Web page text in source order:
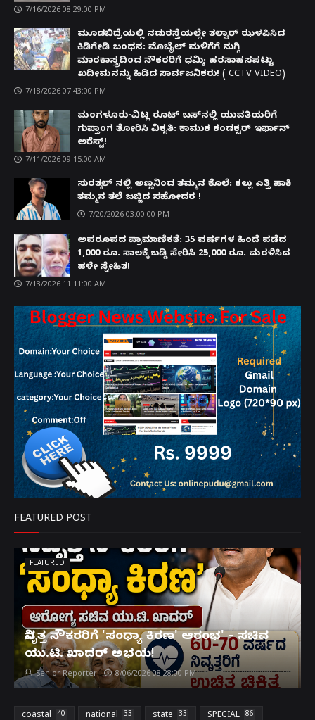
7/16/2026 08:29:00 PM
ಮೂಡಬಿದ್ರೆಯಲ್ಲಿ ನಡುರಸ್ತೆಯಲ್ಲೇ ತಲ್ವಾರ್ ಝಳಪಿಸಿದ
ಕಿಡಿಗೇಡಿ ಬಂಧನ: ಮೊಬೈಲ್ ಮಳಿಗೆಗೆ ನುಗ್ಗಿ
ಮಾರಕಾಸ್ತ್ರದಿಂದ ನೌಕರರಿಗೆ ಧಮ್ಕಿ; ಹರಸಾಹಸಪಟ್ಟು
ಖದೀಮನನ್ನು ಹಿಡಿದ ಸಾರ್ವಜನಿಕರು! ( CCTV VIDEO)
7/18/2026 07:43:00 PM
ಮಂಗಳೂರು-ವಿಟ್ಲ ರೂಟ್ ಬಸ್‌ನಲ್ಲಿ ಯುವತಿಯರಿಗೆ
ಗುಪ್ತಾಂಗ ತೋರಿಸಿ ವಿಕೃತಿ: ಕಾಮುಕ ಕಂಡಕ್ಟರ್ ಇರ್ಫಾನ್
ಅರೆಸ್ಟ್!
7/11/2026 09:15:00 AM
ಸುರತ್ಕಲ್ ನಲ್ಲಿ ಅಣ್ಣನಿಂದ ತಮ್ಮನ ಕೊಲೆ: ಕಲ್ಲು ಎತ್ತಿ ಹಾಕಿ
ತಮ್ಮನ ತಲೆ ಜಜ್ಜಿದ ಸಹೋದರ !
7/20/2026 03:00:00 PM
ಅಪರೂಪದ ಪ್ರಾಮಾಣಿಕತೆ: 35 ವರ್ಷಗಳ ಹಿಂದೆ ಪಡೆದ
1,000 ರೂ. ಸಾಲಕ್ಕೆ ಬಡ್ಡಿ ಸೇರಿಸಿ 25,000 ರೂ. ಮರಳಿಸಿದ
ಹಳೇ ಸ್ನೇಹಿತ!
7/13/2026 11:11:00 AM
FEATURED POST
FEATURED
ನಿವೃತ್ತ ನೌಕರರಿಗೆ 'ಸಂಧ್ಯಾ ಕಿರಣ' ಆರಂಭ' – ಸಚಿವ
ಯು.ಟಿ. ಖಾದರ್ ಅಭಯ!
Senior Reporter 8/06/2026 08:28:00 PM
coastal 40 national 33 state 33 SPECIAL 86